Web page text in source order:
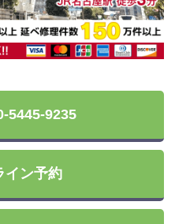
5445-9235
イン予約